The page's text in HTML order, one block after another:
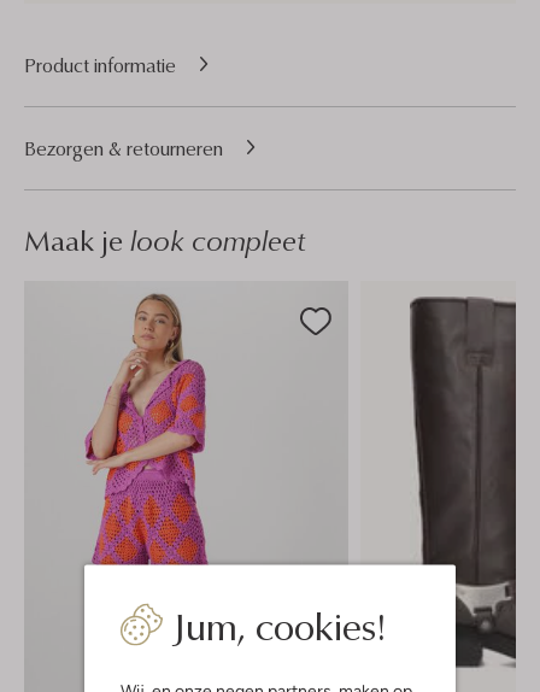
Jum, cookies!
Product informatie
Bezorgen & retourneren
Maak je look compleet